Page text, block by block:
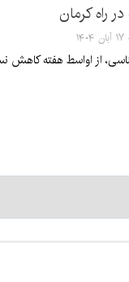
راه کرمان
از اواسط هفته کاهش